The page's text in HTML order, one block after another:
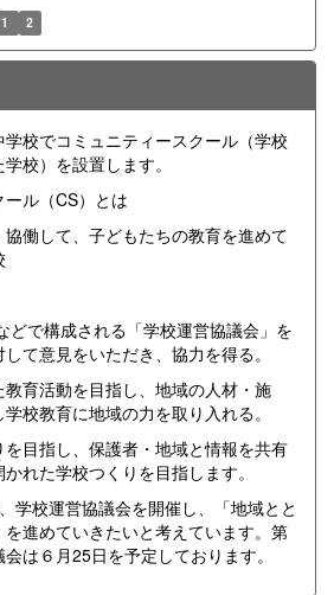
1 2
校でコミュニティースクール（学校
校）を設置します。
ル（CS）とは
働して、子どもたちの教育を進めて
どで構成される「学校運営協議会」を
て意見をいただき、協力を得る。
教育活動を目指し、地域の人材・施
校教育に地域の力を取り入れる。
を目指し、保護者・地域と情報を共有
れた学校つくりを目指します。
学校運営協議会を開催し、「地域とと
進めていきたいと考えています。第
は６月25日を予定しております。